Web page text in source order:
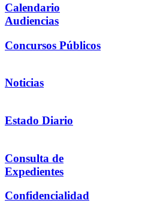
Calendario
Audiencias
Concursos Públicos
Noticias
Estado Diario
Consulta de
Expedientes
Confidencialidad